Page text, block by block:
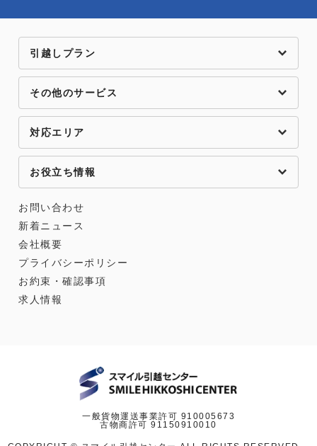
引越しプラン
その他のサービス
対応エリア
お役立ち情報
お問い合わせ
新着ニュース
会社概要
プライバシーポリシー
お約束・確認事項
求人情報
一般貨物運送事業許可 910005673
古物商許可 91150910010